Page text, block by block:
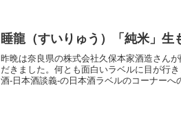
睡龍（すいりゅう）「純米」生
昨晩は奈良県の株式会社久保本家酒造さん
だきました。何とも面白いラベルに目が行
酒-日本酒談義-の日本酒ラベルのコーナー